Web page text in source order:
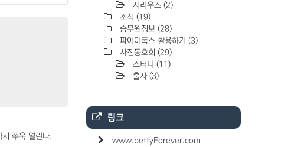
쭈욱 열린다.
시리우스 (2)
소식 (19)
승무원정보 (28)
파이어폭스 활용하기 (3)
사진동호회 (29)
스터디 (11)
출사 (3)
링크
www.bettyForever.com